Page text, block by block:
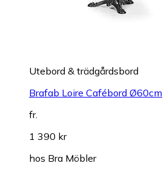
Utebord & trädgårdsbord
Brafab Loire Cafébord Ø60cm
fr.
1 390 kr
hos Bra Möbler